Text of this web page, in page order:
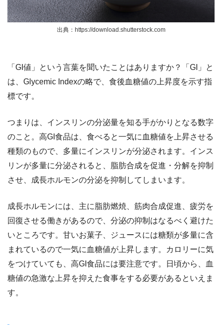
出典：https://download.shutterstock.com
「GI値」という言葉を聞いたことはありますか？「GI」と
は、Glycemic Indexの略で、食後血糖値の上昇度を示す指
標です。
つまりは、インスリンの分泌量を知る手がかりとなる数字
のこと。高GI食品は、食べると一気に血糖値を上昇させる
種類のもので、多量にインスリンが分泌されます。インス
リンが多量に分泌されると、脂肪合成を促進・分解を抑制
させ、成長ホルモンの分泌を抑制してしまいます。
成長ホルモンには、主に脂肪燃焼、筋肉合成促進、疲労を
回復させる働きがあるので、分泌の抑制はなるべく避けた
いところです。甘いお菓子、ジュースには糖類が多量に含
まれているので一気に血糖値が上昇します。カロリーに気
をつけていても、高GI食品には要注意です。日頃から、血
糖値の急激な上昇を抑えた食事をする必要があるといえま
す。